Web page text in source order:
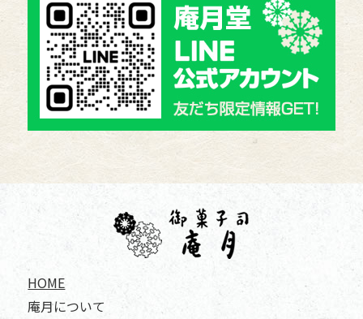
HOME
庵月について